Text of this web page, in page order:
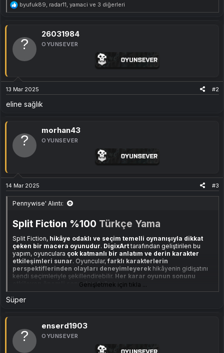
T
e
l
:
byufuk89, radar11, yamaci ve 3 diğerleri
26031984
OYUNSEVER
13 Mar 2025 #2
eline sağlık
morhan43
OYUNSEVER
14 Mar 2025 #3
Pennywise' Alıntı:
Split Fiction %100 Türkçe Yama
Split Fiction, hikâye odaklı ve seçim temelli oynanışıyla dikkat
çeken bir macera oyunudur. DigixArttarafından geliştirilen bu
yapım, oyunculara çok katmanlı bir anlatım ve derin karakter
etkileşimleri sunar. Oyuncular,farklı karakterlerin
perspektiflerinden olayları deneyimleyerek hikâyenin gidişatını
kendi seçimleriyle şekillendirebilir. Her karar oyunun sonunu
etkileyen önemli sonuçlar doğurur.
Yama çevirisi için
Ekli dosyayı görüntüle 346
Ekli dosyayı görüntüle 349
Ekli dosyayı görüntüle 348
Genişletmek için tıkla ...
Süper
enserd1903
OYUNSEVER